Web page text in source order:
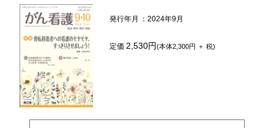
発行年月 ：2024年9月
定価 2,530円(本体2,300円 ＋ 税)